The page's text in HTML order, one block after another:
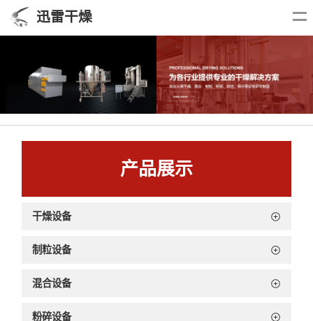
迅雷干燥
产品展示
干燥设备
制粒设备
混合设备
粉碎设备